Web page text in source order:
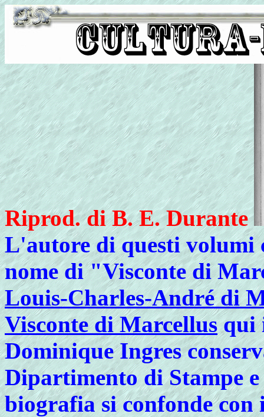
Riprod. di B. E. Durante
L'autore di questi volumi
nome di "Visconte di
Louis-Charles-André di
Visconte di Marcellusqui
Dominique Ingres
Dipartimento di Stampe
biografia si confonde